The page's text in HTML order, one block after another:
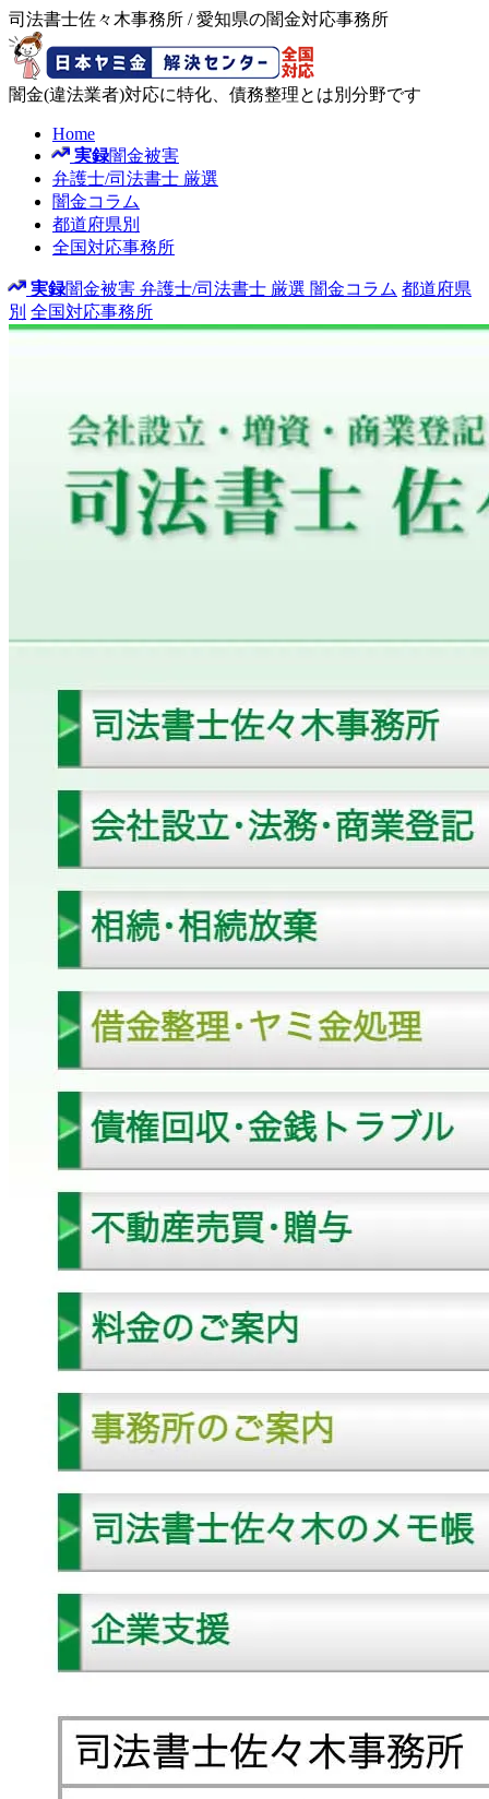
司法書士佐々木事務所 / 愛知県の闇金対応事務所
闇金(違法業者)対応に特化、債務整理とは別分野です
Home
実録闇金被害
弁護士/司法書士 厳選
闇金コラム
都道府県別
全国対応事務所
実録闇金被害 弁護士/司法書士 厳選 闇金コラム 都道府県
別 全国対応事務所